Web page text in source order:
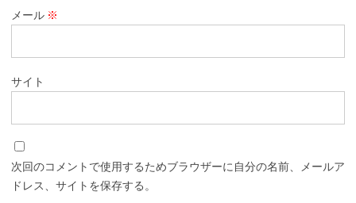
メール ※
サイト
次回のコメントで使用するためブラウザーに自分の名前、メールア
ドレス、サイトを保存する。